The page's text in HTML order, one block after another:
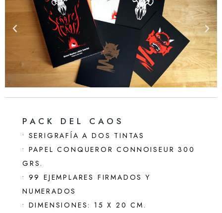
PACK DEL CAOS
• SERIGRAFÍA A DOS TINTAS
• PAPEL CONQUEROR CONNOISEUR 300
GRS.
• 99 EJEMPLARES FIRMADOS Y
NUMERADOS
• DIMENSIONES: 15 X 20 CM.